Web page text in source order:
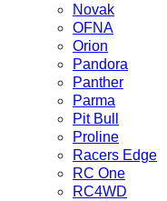
Novak
OFNA
Orion
Pandora
Panther
Parma
Pit Bull
Proline
Racers Edge
RC One
RC4WD